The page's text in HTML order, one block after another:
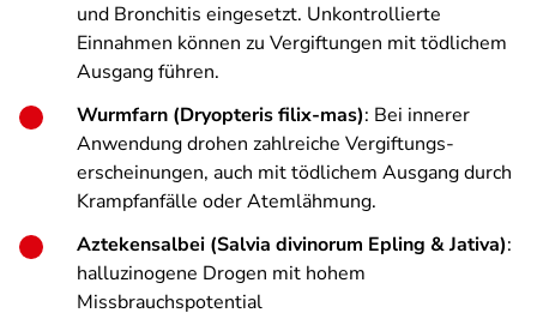
und Bronchitis eingesetzt. Unkontrollierte
Einnahmen können zu Vergiftungen mit tödlichem
Ausgang führen.
Wurmfarn (Dryopteris filix-mas): Bei innerer
Anwendung drohen zahlreiche Vergiftungs­
erscheinungen, auch mit tödlichem Ausgang durch
Krampfanfälle oder Atemlähmung.
Aztekensalbei (Salvia divinorum Epling & Jativa):
halluzinogene Drogen mit hohem
Missbrauchspotential